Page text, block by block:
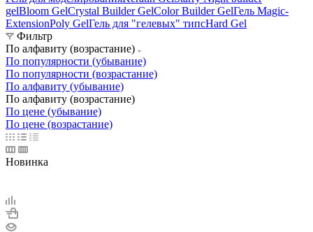
gelBloom GelCrystal Builder GelColor Builder GelГель Magic-
ExtensionPoly GelГель для "гелевых" типсHard Gel
Фильтр
По алфавиту (возрастание)
По популярности (убывание)
По популярности (возрастание)
По алфавиту (убывание)
По алфавиту (возрастание)
По цене (убывание)
По цене (возрастание)
Новинка